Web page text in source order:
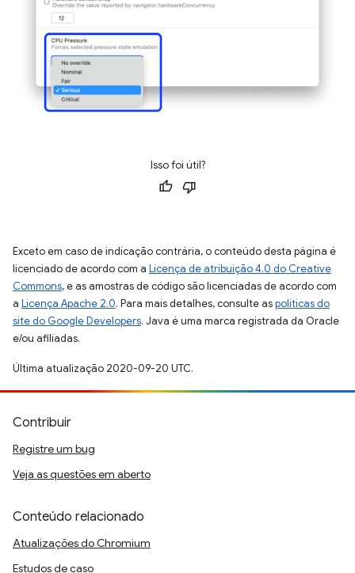
Isso foi útil?
Exceto em caso de indicação contrária, o conteúdo desta página é
licenciado de acordo com a Licença de atribuição 4.0 do Creative
Commons, e as amostras de código são licenciadas de acordo com
a Licença Apache 2.0. Para mais detalhes, consulte aspolíticas do
site do Google Developers. Java é uma marca registrada da Oracle
e/ou afiliadas.
Última atualização 2020-09-20 UTC.
Contribuir
Registre um bug
Veja as questões em aberto
Conteúdo relacionado
Atualizações do Chromium
Estudos de caso